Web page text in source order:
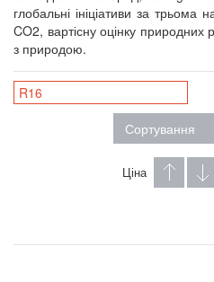
глобальні ініціативи за
CO2, вартісну оцінку природних
з природою.
R16
Сортування
Ціна